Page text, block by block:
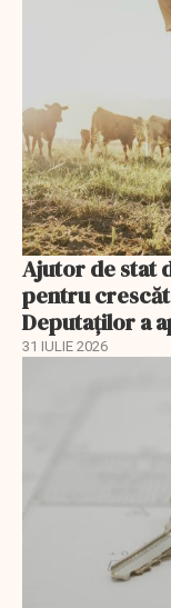
Ajutor de stat
pentru
Deputaților a
31 IULIE 2026